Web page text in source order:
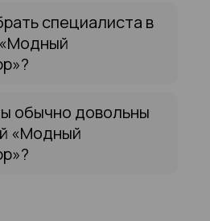
специалиста в
обычно довольны
«Модный